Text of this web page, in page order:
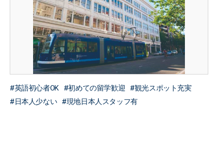
英語初心者OK 初めての留学歓迎
観光スポット充実
日本人少ない
現地日本人スタッフ有